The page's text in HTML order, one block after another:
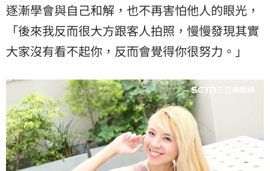
逐漸學會與自己和解，也不再害怕他人的眼光，
「後來我反而很大方跟客人拍照，慢慢發現其實
大家沒有看不起你，反而會覺得你很努力。」